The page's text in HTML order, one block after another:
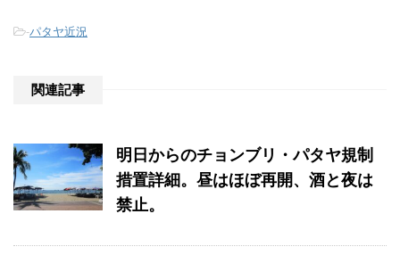
-パタヤ近況
関連記事
明日からのチョンブリ・パタヤ規制
措置詳細。昼はほぼ再開、酒と夜は
禁止。